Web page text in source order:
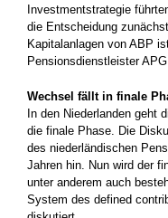
Investmentstrategie
die Entscheidung
Kapitalanlagen von ABP
Pensionsdienstleister
Wechsel fällt in finale
In den Niederlanden geht
die finale Phase. Die
des niederländischen
Jahren hin. Nun wird der
unter anderem auch
System des defined